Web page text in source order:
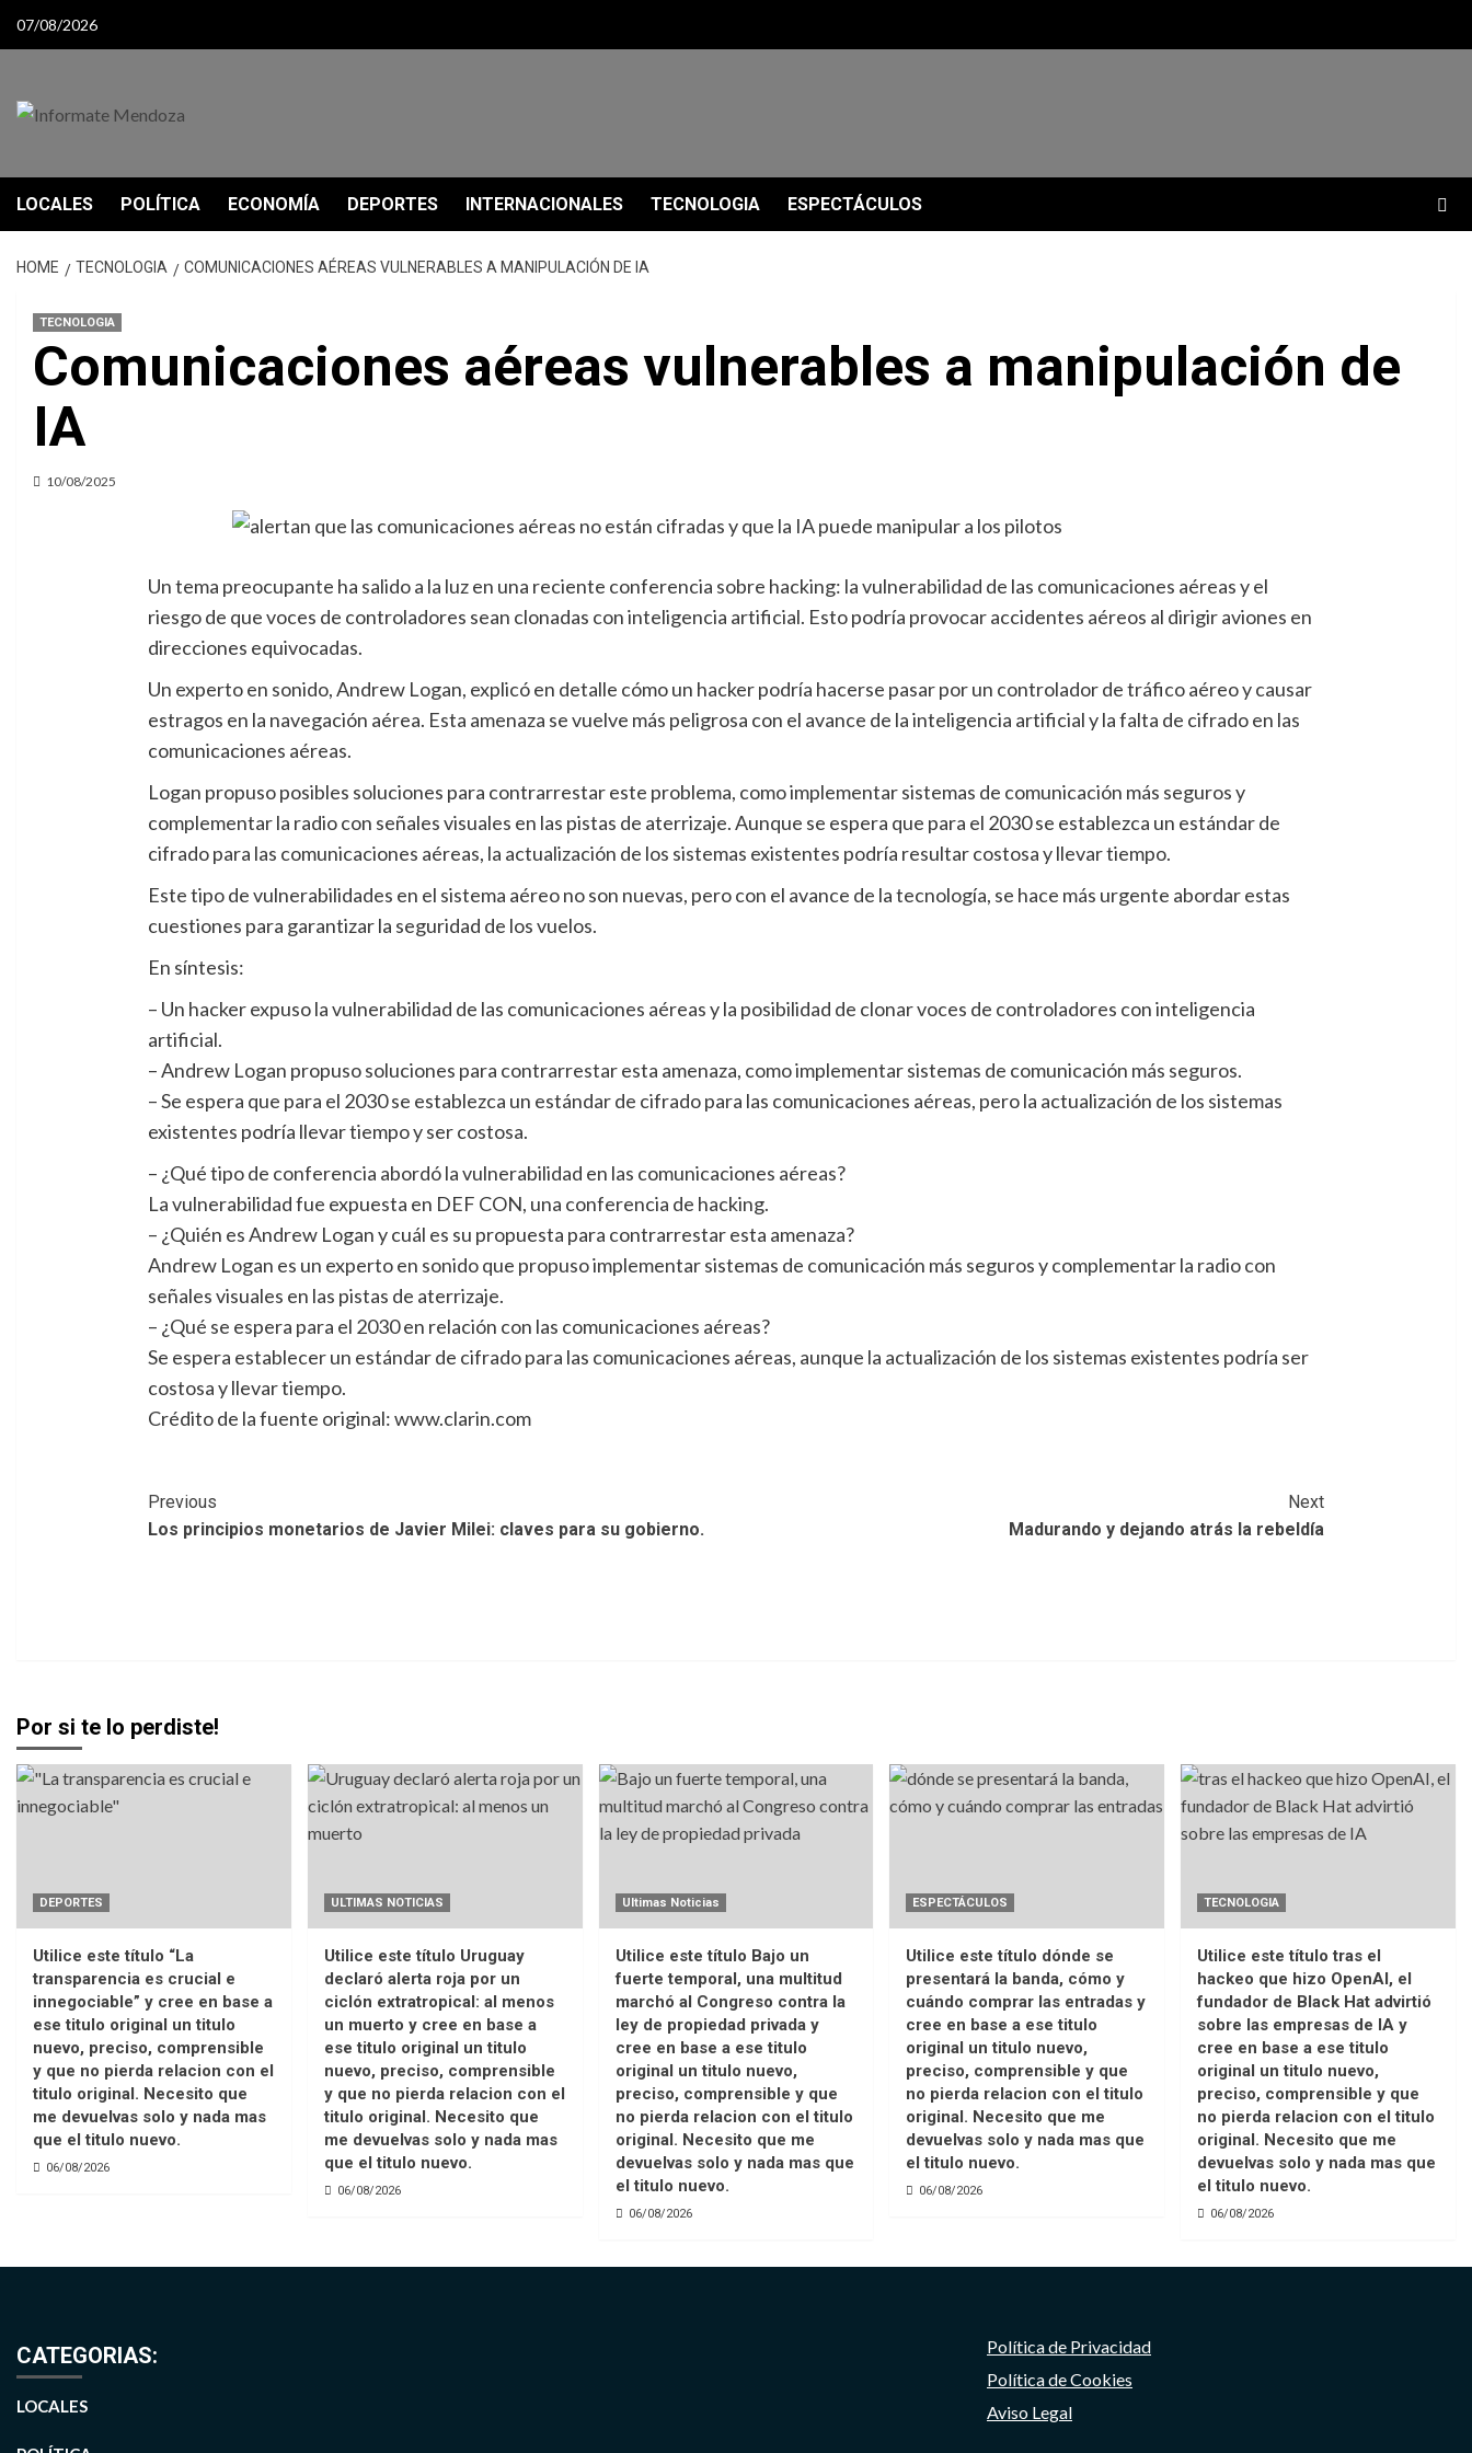
07/08/2026
LOCALES POLÍTICA ECONOMÍA DEPORTES INTERNACIONALES TECNOLOGIA ESPECTÁCULOS
HOME TECNOLOGIA COMUNICACIONES AÉREAS VULNERABLES A MANIPULACIÓN DE IA
TECNOLOGIA
Comunicaciones aéreas vulnerables a manipulación de
IA
10/08/2025
Un tema preocupante ha salido a la luz en una reciente conferencia sobre hacking: la vulnerabilidad de las comunicaciones aéreas y el
riesgo de que voces de controladores sean clonadas con inteligencia artificial. Esto podría provocar accidentes aéreos al dirigir aviones en
direcciones equivocadas.
Un experto en sonido, Andrew Logan, explicó en detalle cómo un hacker podría hacerse pasar por un controlador de tráfico aéreo y causar
estragos en la navegación aérea. Esta amenaza se vuelve más peligrosa con el avance de la inteligencia artificial y la falta de cifrado en las
comunicaciones aéreas.
Logan propuso posibles soluciones para contrarrestar este problema, como implementar sistemas de comunicación más seguros y
complementar la radio con señales visuales en las pistas de aterrizaje. Aunque se espera que para el 2030 se establezca un estándar de
cifrado para las comunicaciones aéreas, la actualización de los sistemas existentes podría resultar costosa y llevar tiempo.
Este tipo de vulnerabilidades en el sistema aéreo no son nuevas, pero con el avance de la tecnología, se hace más urgente abordar estas
cuestiones para garantizar la seguridad de los vuelos.
En síntesis:
– Un hacker expuso la vulnerabilidad de las comunicaciones aéreas y la posibilidad de clonar voces de controladores con inteligencia
artificial.
– Andrew Logan propuso soluciones para contrarrestar esta amenaza, como implementar sistemas de comunicación más seguros.
– Se espera que para el 2030 se establezca un estándar de cifrado para las comunicaciones aéreas, pero la actualización de los sistemas
existentes podría llevar tiempo y ser costosa.
– ¿Qué tipo de conferencia abordó la vulnerabilidad en las comunicaciones aéreas?
La vulnerabilidad fue expuesta en DEF CON, una conferencia de hacking.
– ¿Quién es Andrew Logan y cuál es su propuesta para contrarrestar esta amenaza?
Andrew Logan es un experto en sonido que propuso implementar sistemas de comunicación más seguros y complementar la radio con
señales visuales en las pistas de aterrizaje.
– ¿Qué se espera para el 2030 en relación con las comunicaciones aéreas?
Se espera establecer un estándar de cifrado para las comunicaciones aéreas, aunque la actualización de los sistemas existentes podría ser
costosa y llevar tiempo.
Crédito de la fuente original: www.clarin.com
Post
Navigation
Previous
Los principios monetarios de Javier Milei: claves para su gobierno.
Next
Madurando y dejando atrás la rebeldía
Por si te lo perdiste!
DEPORTES
Utilice este título “La
transparencia es crucial e
innegociable” y cree en base a
ese titulo original un titulo
nuevo, preciso, comprensible
y que no pierda relacion con el
titulo original. Necesito que
me devuelvas solo y nada mas
que el titulo nuevo.
06/08/2026
ULTIMAS NOTICIAS
Utilice este título Uruguay
declaró alerta roja por un
ciclón extratropical: al menos
un muerto y cree en base a
ese titulo original un titulo
nuevo, preciso, comprensible
y que no pierda relacion con el
titulo original. Necesito que
me devuelvas solo y nada mas
que el titulo nuevo.
06/08/2026
Ultimas Noticias
Utilice este título Bajo un
fuerte temporal, una multitud
marchó al Congreso contra la
ley de propiedad privada y
cree en base a ese titulo
original un titulo nuevo,
preciso, comprensible y que
no pierda relacion con el titulo
original. Necesito que me
devuelvas solo y nada mas que
el titulo nuevo.
06/08/2026
ESPECTÁCULOS
Utilice este título dónde se
presentará la banda, cómo y
cuándo comprar las entradas y
cree en base a ese titulo
original un titulo nuevo,
preciso, comprensible y que
no pierda relacion con el titulo
original. Necesito que me
devuelvas solo y nada mas que
el titulo nuevo.
06/08/2026
TECNOLOGIA
Utilice este título tras el
hackeo que hizo OpenAI, el
fundador de Black Hat advirtió
sobre las empresas de IA y
cree en base a ese titulo
original un titulo nuevo,
preciso, comprensible y que
no pierda relacion con el titulo
original. Necesito que me
devuelvas solo y nada mas que
el titulo nuevo.
06/08/2026
CATEGORIAS:
LOCALES
Política de Privacidad
Política de Cookies
Aviso Legal